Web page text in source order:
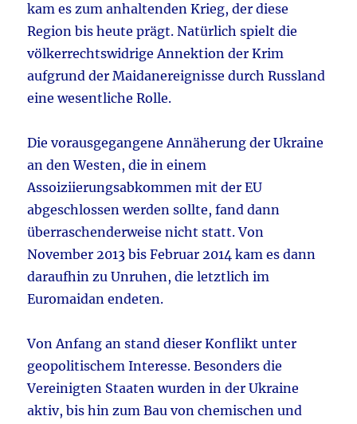
kam es zum anhaltenden Krieg, der diese
Region bis heute prägt. Natürlich spielt die
völkerrechtswidrige Annektion der Krim
aufgrund der Maidanereignisse durch Russland
eine wesentliche Rolle.
Die vorausgegangene Annäherung der Ukraine
an den Westen, die in einem
Assoiziierungsabkommen mit der EU
abgeschlossen werden sollte, fand dann
überraschenderweise nicht statt. Von
November 2013 bis Februar 2014 kam es dann
daraufhin zu Unruhen, die letztlich im
Euromaidan endeten.
Von Anfang an stand dieser Konflikt unter
geopolitischem Interesse. Besonders die
Vereinigten Staaten wurden in der Ukraine
aktiv, bis hin zum Bau von chemischen und